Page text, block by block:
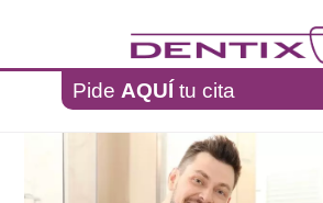
Pide AQUÍ tu cita